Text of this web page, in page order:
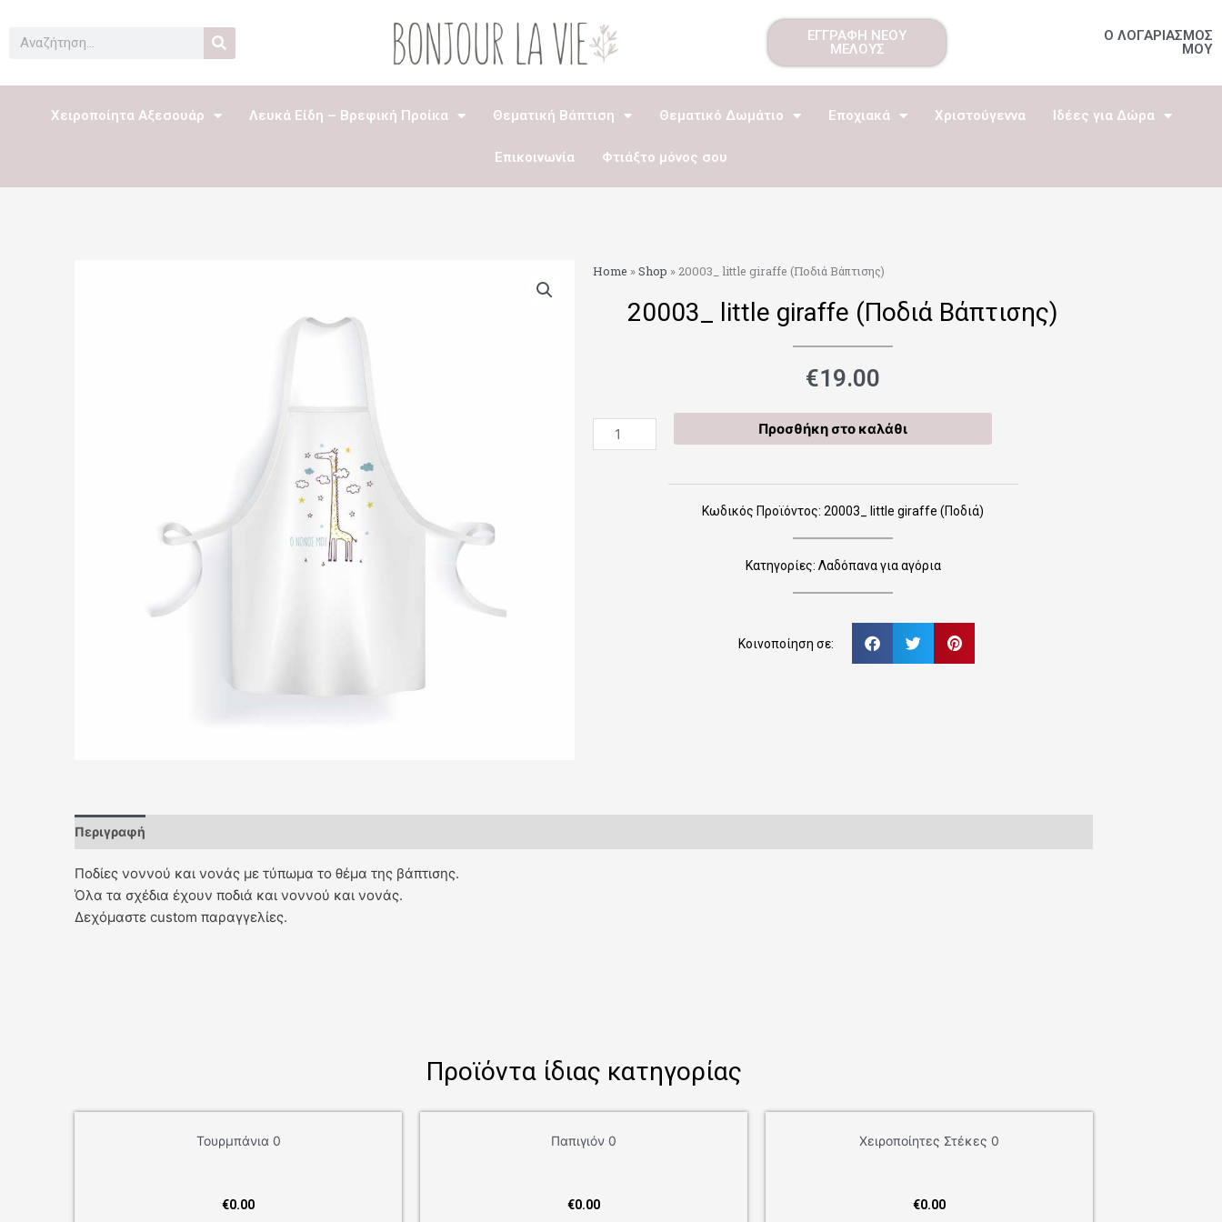
περιεχόμενο
Search
ΕΓΓΡΑΦΗ ΝΕΟΥ
ΜΕΛΟΥΣ
Ο ΛΟΓΑΡΙΑΣΜΟΣ
ΜΟΥ
Χειροποίητα Αξεσουάρ Λευκά Είδη – Βρεφική Προίκα Θεματική Βάπτιση Θεματικό Δωμάτιο Εποχιακά Χριστούγεννα Ιδέες για Δώρα
Επικοινωνία Φτιάξτο μόνος σου
Home »Shop » 20003_ little giraffe (Ποδιά Βάπτισης)
20003_ little giraffe (Ποδιά Βάπτισης)
€19.00
20003_
little
Προσθήκη στο καλάθι
Κωδικός Προϊόντος: 20003_ little giraffe (Ποδιά)
Κατηγορίες: Λαδόπανα για αγόρια
Κοινοποίηση σε:
Περιγραφή
Ποδίες νοννού και νονάς με τύπωμα το θέμα της βάπτισης.
Όλα τα σχέδια έχουν ποδιά και νοννού και νονάς.
Δεχόμαστε custom παραγγελίες.
Προϊόντα ίδιας κατηγορίας
Τουρμπάνια 0
€0.00
Παπιγιόν 0
€0.00
Χειροποίητες Στέκες 0
€0.00